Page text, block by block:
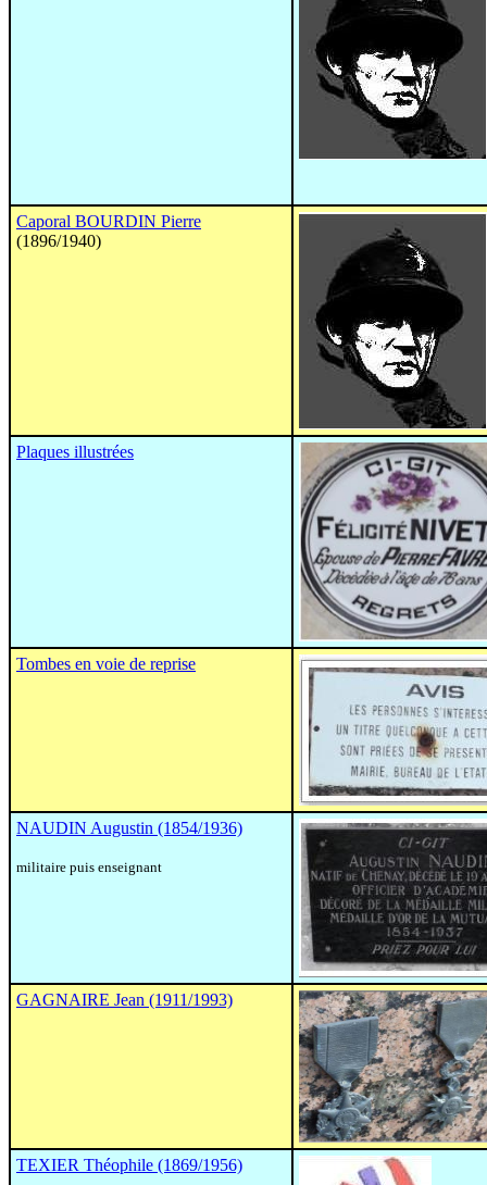
Caporal BOURDIN Pierre
(1896/1940)
Plaques illustrées
Tombes en voie de reprise
NAUDIN Augustin (1854/1936)
militaire puis enseignant
GAGNAIRE Jean (1911/1993)
TEXIER Théophile (1869/1956)